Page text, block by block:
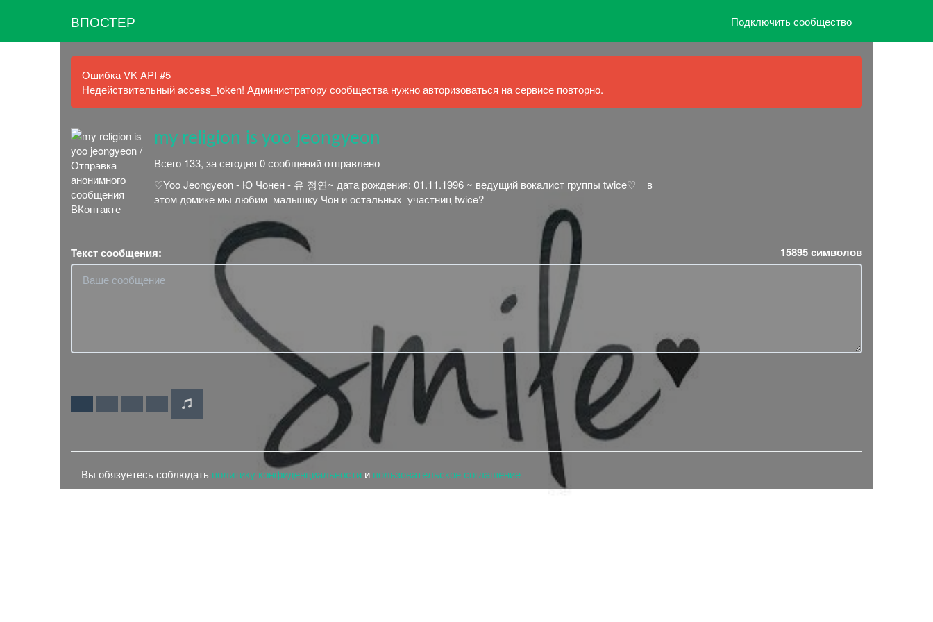
ВПОСТЕР Подключить сообщество
Ошибка VK API #5
Недействительный access_token! Администратору сообщества нужно авторизоваться на сервисе повторно.
my religion is yoo jeongyeon
Всего 133, за сегодня 0 сообщений отправлено
♡Yoo Jeongyeon - Ю Чонен - 유 정연~ㅤㅤㅤ дата рождения: 01.11.1996 ~ㅤㅤㅤ ведущий вокалист группы twice♡ ㅤㅤㅤ ㅤㅤㅤㅤㅤㅤ ㅤㅤㅤ в
этом домике мы любим ㅤㅤㅤ малышку Чон и остальных ㅤ участниц twice?
Текст сообщения: 15895символов
Вы обязуетесь соблюдать политику конфиденциальности и пользовательское соглашение